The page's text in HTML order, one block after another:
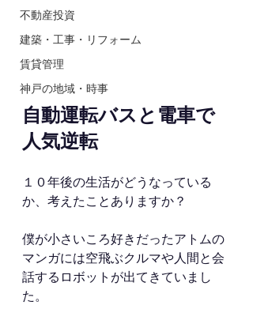
不動産投資
建築・工事・リフォーム
賃貸管理
神戸の地域・時事
自動運転バスと電車で
人気逆転
１０年後の生活がどうなっている
か、考えたことありますか？
僕が小さいころ好きだったアトムの
マンガには空飛ぶクルマや人間と会
話するロボットが出てきていまし
た。